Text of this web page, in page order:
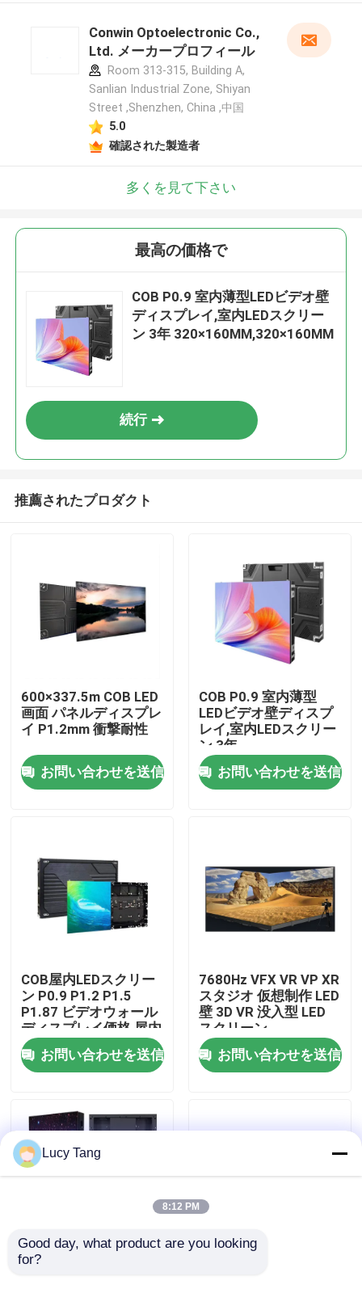
製品
ビデオ
VRショー
わたしたち に つい て
工場 ツアー
品質管理
連絡 ください
Conwin Optoelectronic Co.,
Ltd. メーカープロフィール
Room 313-315, Building A,
Sanlian Industrial Zone, Shiyan
Street ,Shenzhen, China ,中国
5.0
確認された製造者
多くを見て下さい
最高の価格で
COB P0.9 室内薄型LEDビデオ壁
ディスプレイ,室内LEDスクリー
ン 3年 320×160MM,320×160MM
続行
推薦されたプロダクト
600×337.5m COB LED
画面 パネルディスプレ
イ P1.2mm 衝撃耐性
お問い合わせを送信
COB P0.9 室内薄型
LEDビデオ壁ディスプ
レイ,室内LEDスクリー
ン 3年
320×160MM,320×160MM
お問い合わせを送信
COB屋内LEDスクリー
ン P0.9 P1.2 P1.5
P1.87 ビデオウォール
ディスプレイ価格 屋内
LEDディスプレイ LED
COBスクリーン
お問い合わせを送信
7680Hz VFX VR VP XR
スタジオ 仮想制作 LED
壁 3D VR 没入型 LED
スクリーン
お問い合わせを送信
3Dステージダンスフロ
Lucy Tang
8:12 PM
Good day, what product are you looking
for?